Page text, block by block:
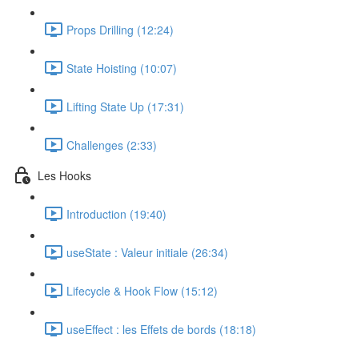
Props Drilling (12:24)
State Hoisting (10:07)
Lifting State Up (17:31)
Challenges (2:33)
Les Hooks
Introduction (19:40)
useState : Valeur initiale (26:34)
Lifecycle & Hook Flow (15:12)
useEffect : les Effets de bords (18:18)